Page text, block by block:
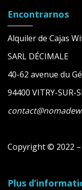
Encontrarnos
Alquiler de Cajas
SARL DÉCIMALE
40-62 avenue du
94400 VITRY-SUR-
Copyright © 2022
Plus